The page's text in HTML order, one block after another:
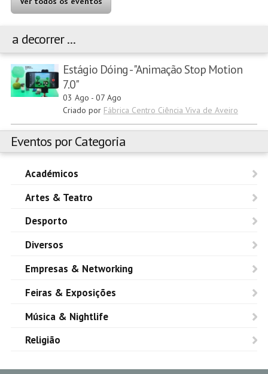
a decorrer ...
Estágio Dóing - "Animação Stop Motion
7.0"
03 Ago - 07 Ago
Criado por Fábrica Centro Ciência Viva de Aveiro
Eventos por Categoria
Académicos
Artes & Teatro
Desporto
Diversos
Empresas & Networking
Feiras & Exposições
Música & Nightlife
Religião